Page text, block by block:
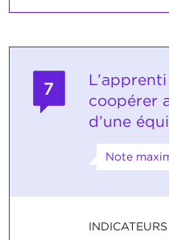
7
coopérer
d’une
Note
INDICATEURS